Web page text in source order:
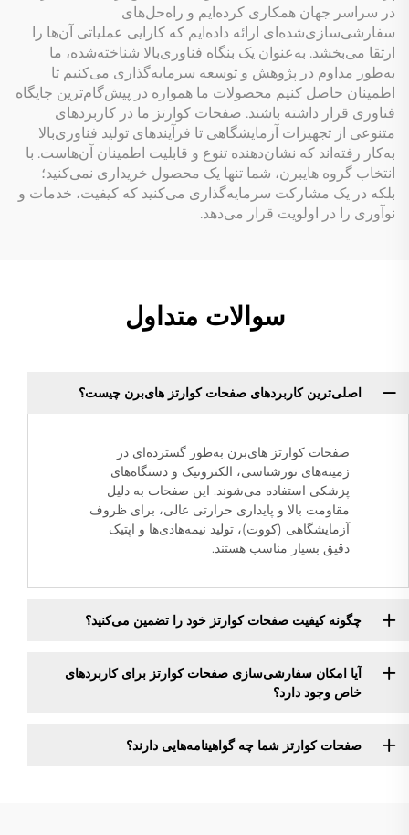
در سراسر جهان همکاری کرده‌ایم و راه‌حل‌های
سفارشی‌سازی‌شده‌ای ارائه داده‌ایم که کارایی عملیاتی آن‌ها را
ارتقا می‌بخشد. به‌عنوان یک بنگاه فناوری‌بالا شناخته‌شده، ما
به‌طور مداوم در پژوهش و توسعه سرمایه‌گذاری می‌کنیم تا
اطمینان حاصل کنیم محصولات ما همواره در پیش‌گام‌ترین جایگاه
فناوری قرار داشته باشند. صفحات کوارتز ما در کاربردهای
متنوعی از تجهیزات آزمایشگاهی تا فرآیندهای تولید فناوری‌بالا
به‌کار رفته‌اند که نشان‌دهنده تنوع و قابلیت اطمینان آن‌هاست. با
انتخاب گروه هایبرن، شما تنها یک محصول خریداری نمی‌کنید؛
بلکه در یک مشارکت سرمایه‌گذاری می‌کنید که کیفیت، خدمات و
نوآوری را در اولویت قرار می‌دهد.
سوالات متداول
اصلی‌ترین کاربردهای صفحات کوارتز های‌برن چیست؟
صفحات کوارتز های‌برن به‌طور گسترده‌ای در
زمینه‌های نورشناسی، الکترونیک و دستگاه‌های
پزشکی استفاده می‌شوند. این صفحات به دلیل
مقاومت بالا و پایداری حرارتی عالی، برای ظروف
آزمایشگاهی (کووت)، تولید نیمه‌هادی‌ها و اپتیک
دقیق بسیار مناسب هستند.
چگونه کیفیت صفحات کوارتز خود را تضمین می‌کنید؟
آیا امکان سفارشی‌سازی صفحات کوارتز برای کاربردهای
خاص وجود دارد؟
صفحات کوارتز شما چه گواهینامه‌هایی دارند؟